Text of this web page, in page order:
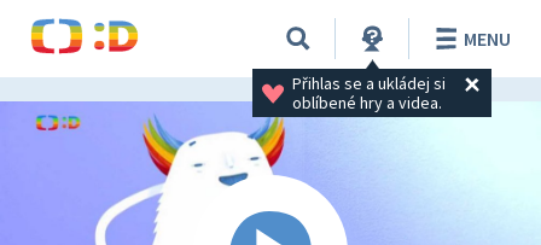
Přihlas se a ukládej si
oblíbené hry a videa.
MENU